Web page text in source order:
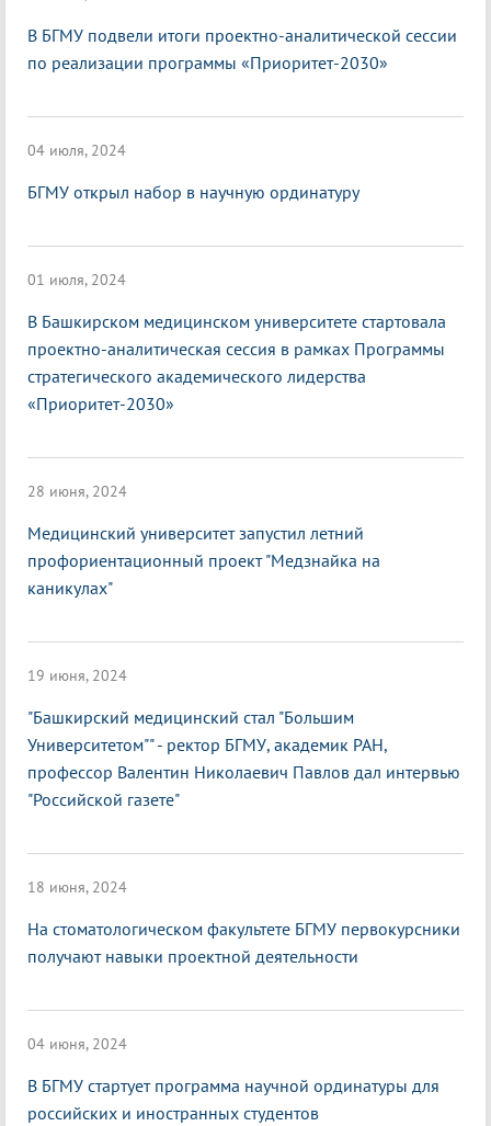
В БГМУ подвели итоги проектно-аналитической сессии
по реализации программы «Приоритет-2030»
04 июля, 2024
БГМУ открыл набор в научную ординатуру
01 июля, 2024
В Башкирском медицинском университете стартовала
проектно-аналитическая сессия в рамках Программы
стратегического академического лидерства
«Приоритет-2030»
28 июня, 2024
Медицинский университет запустил летний
профориентационный проект "Медзнайка на
каникулах"
19 июня, 2024
"Башкирский медицинский стал "Большим
Университетом"" - ректор БГМУ, академик РАН,
профессор Валентин Николаевич Павлов дал интервью
"Российской газете"
18 июня, 2024
На стоматологическом факультете БГМУ первокурсники
получают навыки проектной деятельности
04 июня, 2024
В БГМУ стартует программа научной ординатуры для
российских и иностранных студентов